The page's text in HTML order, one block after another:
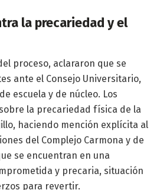
la precariedad y el
proceso, aclararon que se
ante el Consejo Universitario,
escuela y de núcleo. Los
la precariedad física de la
haciendo mención explícita al
del Complejo Carmona y de
se encuentran en una
y precaria, situación
para revertir.